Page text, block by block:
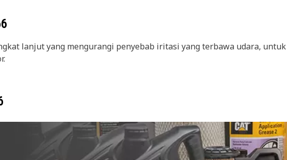
lanjut yang mengurangi penyebab iritasi yang terbawa udara,